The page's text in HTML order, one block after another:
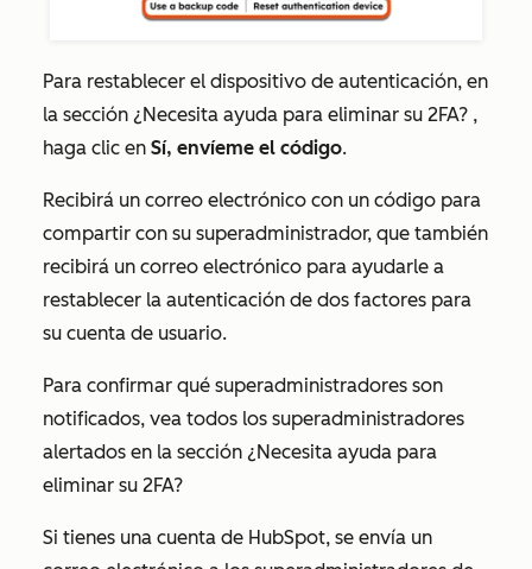
Para restablecer el dispositivo de autenticación, en
la sección ¿Necesita ayuda para eliminar su 2FA? ,
haga clic en Sí, envíeme el código.
Recibirá un correo electrónico con un código para
compartir con su superadministrador, que también
recibirá un correo electrónico para ayudarle a
restablecer la autenticación de dos factores para
su cuenta de usuario.
Para confirmar qué superadministradores son
notificados, vea todos los superadministradores
alertados en la sección ¿Necesita ayuda para
eliminar su 2FA?
Si tienes una cuenta de HubSpot, se envía un